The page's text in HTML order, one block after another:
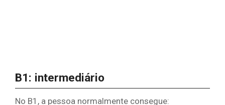
B1: intermediário
No B1, a pessoa normalmente consegue: